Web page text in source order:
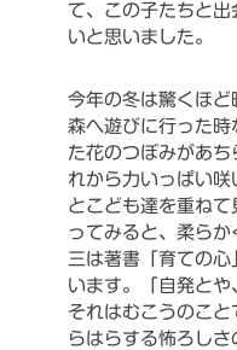
て、この子たちと
いと思いました。
今年の冬は驚くほど
森へ遊びに行った時
た花のつぼみがあ
れから力いっぱい
とこども達を重ね
ってみると、柔ら
三は著書「育ての
います。「自発とや
それはむこうのこ
らはらする怖ろし